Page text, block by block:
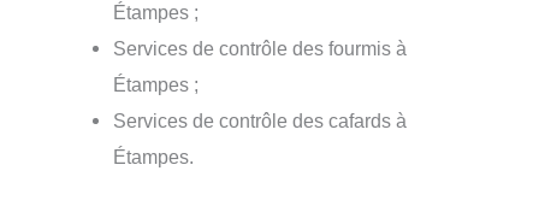
Étampes ;
Services de contrôle des fourmis à
Étampes ;
Services de contrôle des cafards à
Étampes.